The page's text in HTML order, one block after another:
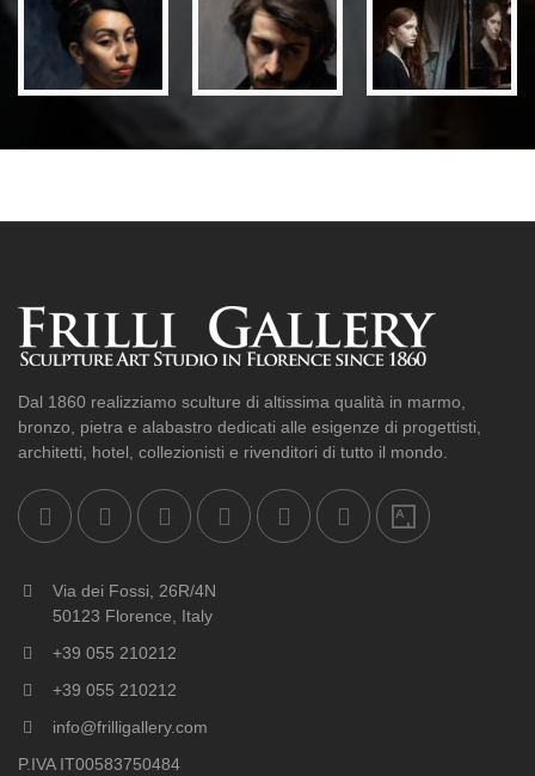
Dal 1860 realizziamo sculture di altissima qualità in marmo,
bronzo, pietra e alabastro dedicati alle esigenze di progettisti,
architetti, hotel, collezionisti e rivenditori di tutto il mondo.
Via dei Fossi, 26R/4N
50123 Florence, Italy
+39 055 210212
+39 055 210212
info@frilligallery.com
P.IVA IT00583750484